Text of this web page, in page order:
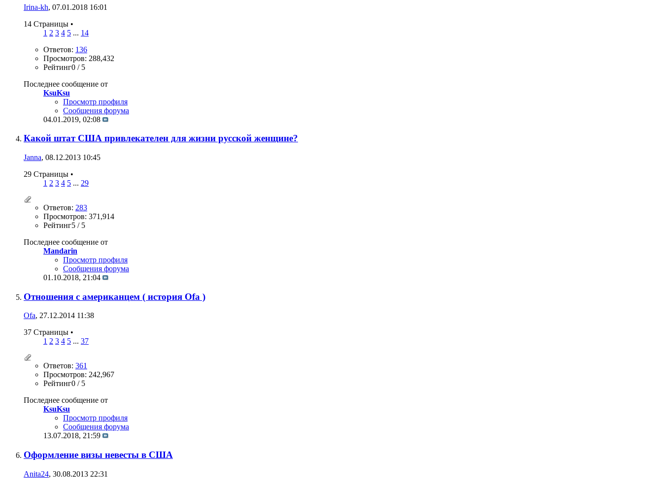
Irina-kh, 07.01.2018 16:01
14 Страницы •
1 2 3 4 5 ... 14
Ответов: 136
Просмотров: 288,432
Рейтинг0 / 5
Последнее сообщение от
KsuKsu
Просмотр профиля
Сообщения форума
04.01.2019, 02:08
Какой штат США привлекателен для жизни русской женщине?
Janna, 08.12.2013 10:45
29 Страницы •
1 2 3 4 5 ... 29
Ответов: 283
Просмотров: 371,914
Рейтинг5 / 5
Последнее сообщение от
Mandarin
Просмотр профиля
Сообщения форума
01.10.2018, 21:04
Отношения с американцем ( история Ofa )
Ofa, 27.12.2014 11:38
37 Страницы •
1 2 3 4 5 ... 37
Ответов: 361
Просмотров: 242,967
Рейтинг0 / 5
Последнее сообщение от
KsuKsu
Просмотр профиля
Сообщения форума
13.07.2018, 21:59
Оформление визы невесты в США
Anita24, 30.08.2013 22:31